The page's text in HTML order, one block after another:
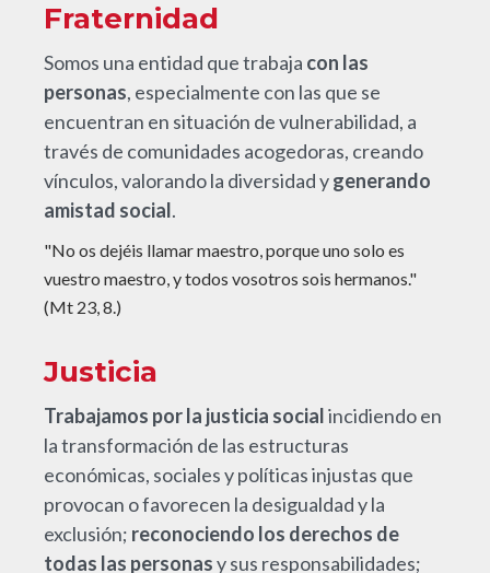
Fraternidad
Somos una entidad que trabaja con las
personas, especialmente con las que se
encuentran en situación de vulnerabilidad, a
través de comunidades acogedoras, creando
vínculos, valorando la diversidad ygenerando
amistad social.
"No os dejéis llamar maestro, porque uno solo es
vuestro maestro, y todos vosotros sois hermanos."
(Mt 23, 8.)
Justicia
Trabajamos por la justicia socialincidiendo en
la transformación de las estructuras
económicas, sociales y políticas injustas que
provocan o favorecen la desigualdad y la
exclusión; reconociendo los derechos de
todas las personasy sus responsabilidades;